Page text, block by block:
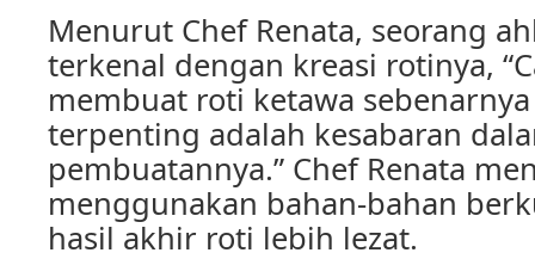
Menurut Chef Renata, seorang
terkenal dengan kreasi rotinya,
membuat roti ketawa
terpenting adalah kesabaran
pembuatannya.” Chef Renata
menggunakan bahan-bahan
hasil akhir roti lebih lezat.